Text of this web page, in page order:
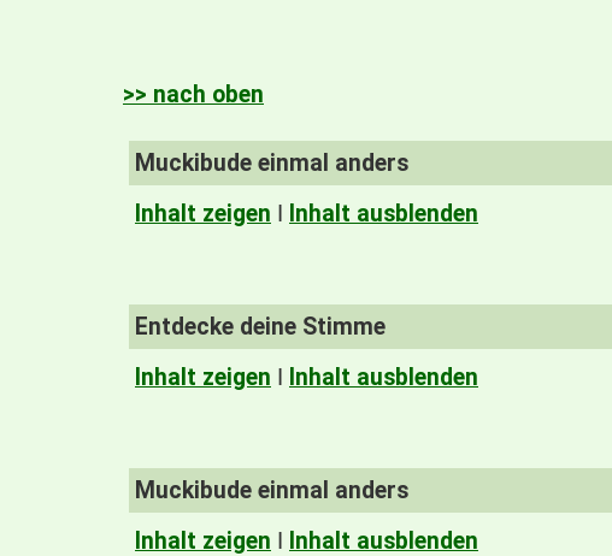
>> nach oben
Muckibude einmal anders
Inhalt zeigen I Inhalt ausblenden
Entdecke deine Stimme
Inhalt zeigen I Inhalt ausblenden
Muckibude einmal anders
Inhalt zeigen I Inhalt ausblenden